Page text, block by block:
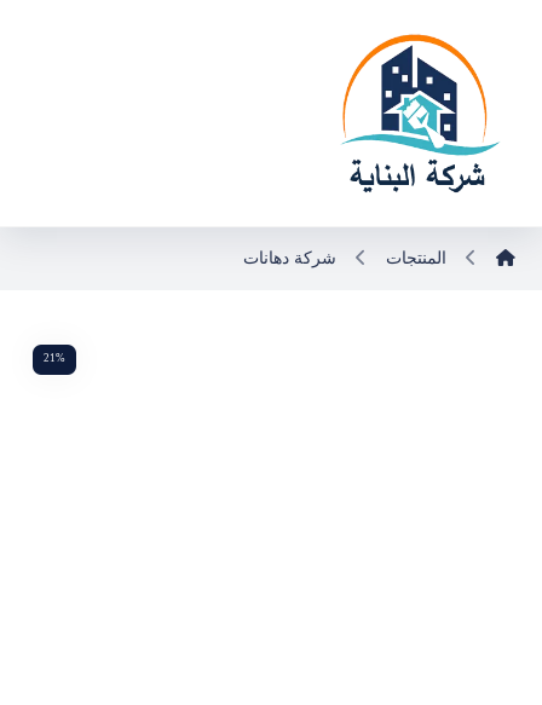
المنتجات شركة دهانات
21%